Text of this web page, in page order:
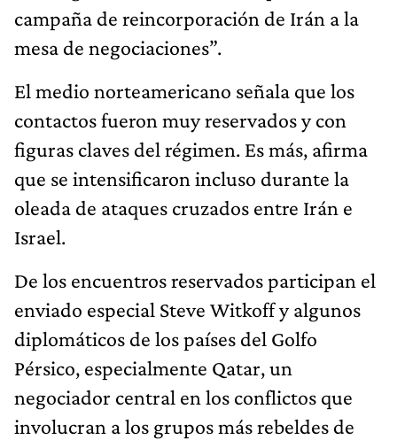
campaña de reincorporación de Irán a la
mesa de negociaciones”.
El medio norteamericano señala que los
contactos fueron muy reservados y con
figuras claves del régimen. Es más, afirma
que se intensificaron incluso durante la
oleada de ataques cruzados entre Irán e
Israel.
De los encuentros reservados participan el
enviado especial Steve Witkoff y algunos
diplomáticos de los países del Golfo
Pérsico, especialmente Qatar, un
negociador central en los conflictos que
involucran a los grupos más rebeldes de